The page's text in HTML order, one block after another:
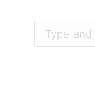
Search: